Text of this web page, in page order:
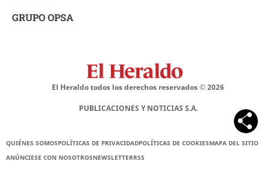
GRUPO OPSA
El Heraldo todos los derechos reservados ©2026
PUBLICACIONES Y NOTICIAS S.A.
QUIÉNES SOMOSPOLÍTICAS DE PRIVACIDADPOLÍTICAS DE COOKIESMAPA DEL SITIO
ANÚNCIESE CON NOSOTROSNEWSLETTERRSS